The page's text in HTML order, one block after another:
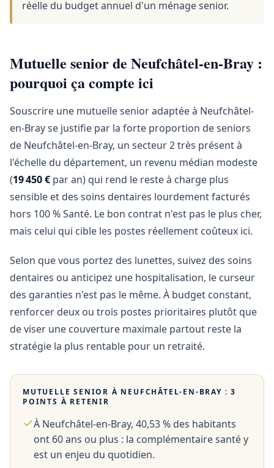
réelle du budget annuel d'un ménage senior.
Mutuelle senior de Neufchâtel-en-Bray :
pourquoi ça compte ici
Souscrire une mutuelle senior adaptée à Neufchâtel-
en-Bray se justifie par la forte proportion de seniors
de Neufchâtel-en-Bray, un secteur 2 très présent à
l'échelle du département, un revenu médian modeste
(19 450 € par an) qui rend le reste à charge plus
sensible et des soins dentaires lourdement facturés
hors 100 % Santé. Le bon contrat n'est pas le plus cher,
mais celui qui cible les postes réellement coûteux ici.
Selon que vous portez des lunettes, suivez des soins
dentaires ou anticipez une hospitalisation, le curseur
des garanties n'est pas le même. À budget constant,
renforcer deux ou trois postes prioritaires plutôt que
de viser une couverture maximale partout reste la
stratégie la plus rentable pour un retraité.
MUTUELLE SENIOR À NEUFCHÂTEL-EN-BRAY : 3
POINTS À RETENIR
À Neufchâtel-en-Bray, 40,53 % des habitants
ont 60 ans ou plus : la complémentaire santé y
est un enjeu du quotidien.